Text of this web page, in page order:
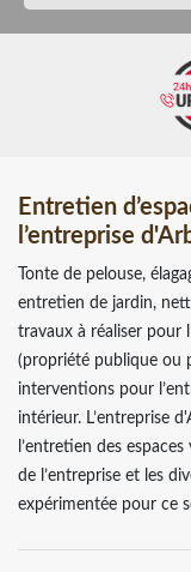
Entretien
l’entreprise
Tonte de pelouse,
entretien de jardin,
travaux à réaliser pour
(propriété publique ou
interventions pour
intérieur. L’entreprise
l’entretien des
de l’entreprise et les
expérimentée pour ce